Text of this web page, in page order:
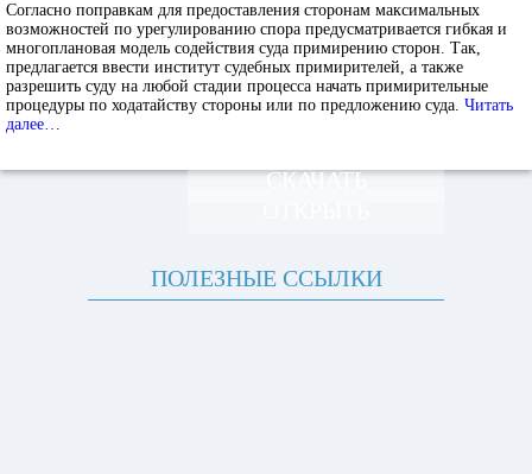
Согласно поправкам для предоставления сторонам максимальных
возможностей по урегулированию спора предусматривается гибкая и
многоплановая модель содействия суда примирению сторон. Так,
предлагается ввести институт судебных примирителей, а также
разрешить суду на любой стадии процесса начать примирительные
процедуры по ходатайству стороны или по предложению суда. Читать
далее…
СКАЧАТЬ
ПОЛЕЗНЫЕ ССЫЛКИ